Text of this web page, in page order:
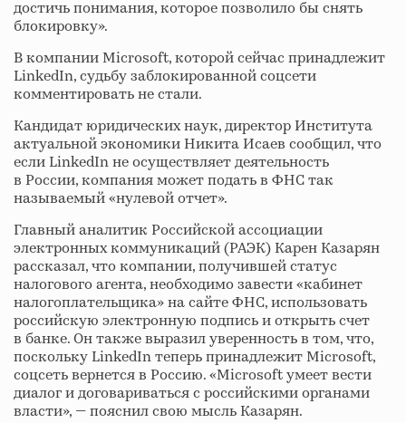
достичь понимания, которое позволило бы снять
блокировку».
В компании Microsoft, которой сейчас принадлежит
LinkedIn, судьбу заблокированной соцсети
комментировать не стали.
Кандидат юридических наук, директор Института
актуальной экономики Никита Исаев сообщил, что
если LinkedIn не осуществляет деятельность
в России, компания может подать в ФНС так
называемый «нулевой отчет».
Главный аналитик Российской ассоциации
электронных коммуникаций (РАЭК) Карен Казарян
рассказал, что компании, получившей статус
налогового агента, необходимо завести «кабинет
налогоплательщика» на сайте ФНС, использовать
российскую электронную подпись и открыть счет
в банке. Он также выразил уверенность в том, что,
поскольку LinkedIn теперь принадлежит Microsoft,
соцсеть вернется в Россию. «Microsoft умеет вести
диалог и договариваться с российскими органами
власти», — пояснил свою мысль Казарян.